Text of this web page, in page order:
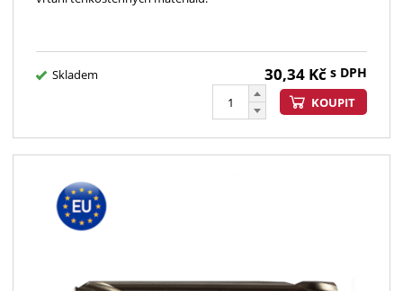
Skladem 30,34 Kč s DPH
KOUPIT